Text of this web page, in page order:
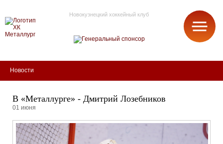
Новокузнецкий хоккейный клуб
Новости
В «Металлурге» - Дмитрий Лозебников
01 июня